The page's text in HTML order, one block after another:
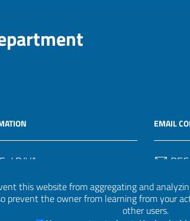
this website from aggregating and
prevent the owner from learning from your
other users.
/ P.IVA
EMAIL
PEC